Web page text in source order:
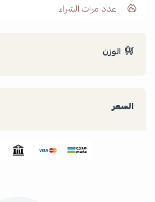
عدد مرات الشراء
الوزن
السعر